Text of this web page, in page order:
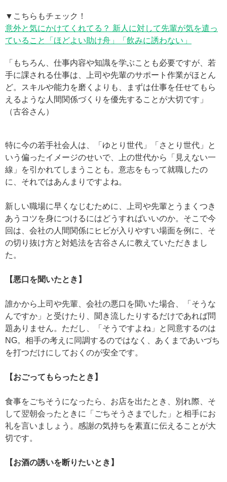
▼こちらもチェック！
意外と気にかけてくれてる？ 新人に対して先輩が気を遣っ
ていること「ほどよい助け舟」「飲みに誘わない」
「もちろん、仕事内容や知識を学ぶことも必要ですが、若
手に課される仕事は、上司や先輩のサポート作業がほとん
ど。スキルや能力を磨くよりも、まずは仕事を任せてもら
えるような人間関係づくりを優先することが大切です」
（古谷さん）
特に今の若手社会人は、「ゆとり世代」「さとり世代」と
いう偏ったイメージのせいで、上の世代から「見えない一
線」を引かれてしまうことも。意志をもって就職したの
に、それではあんまりですよね。
新しい職場に早くなじむために、上司や先輩とうまくつき
あうコツを身につけるにはどうすればいいのか。そこで今
回は、会社の人間関係にヒビが入りやすい場面を例に、そ
の切り抜け方と対処法を古谷さんに教えていただきまし
た。
【悪口を聞いたとき】
誰かから上司や先輩、会社の悪口を聞いた場合、「そうな
んですか」と受けたり、聞き流したりするだけであれば問
題ありません。ただし、「そうですよね」と同意するのは
NG。相手の考えに同調するのではなく、あくまであいづち
を打つだけにしておくのが安全です。
【おごってもらったとき】
食事をごちそうになったら、お店を出たとき、別れ際、そ
して翌朝会ったときに「ごちそうさまでした」と相手にお
礼を言いましょう。感謝の気持ちを素直に伝えることが大
切です。
【お酒の誘いを断りたいとき】